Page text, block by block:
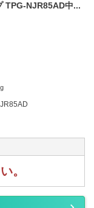
TPG-NJR85AD中...
。